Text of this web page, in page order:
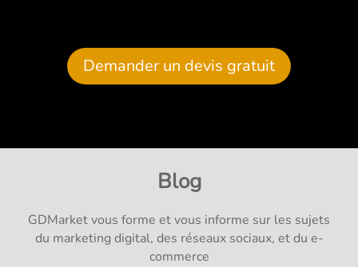
Demander un devis gratuit
Blog
GDMarket vous forme et vous informe sur les sujets
du marketing digital, des réseaux sociaux, et du e-
commerce